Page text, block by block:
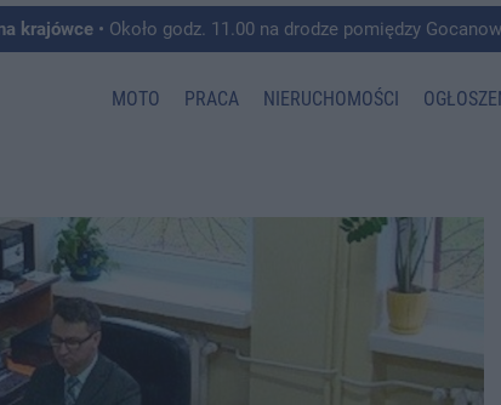
krajówce • Około godz. 11.00 na drodze pomiędzy Gocanowem a
MOTO PRACA NIERUCHOMOŚCI